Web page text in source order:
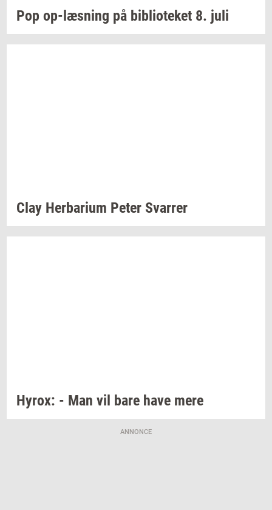
Pop op-​læsning på bi­bli­o­te­ket 8. juli
Clay Her­ba­ri­um Peter Svar­rer
Hyrox: - Man vil bare have mere
ANNONCE